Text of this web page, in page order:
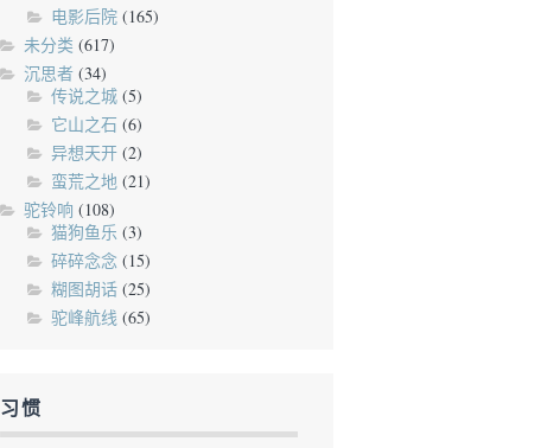
电影后院(165)
未分类 (617)
沉思者(34)
传说之城(5)
它山之石 (6)
异想天开(2)
蛮荒之地(21)
驼铃响 (108)
猫狗鱼乐 (3)
碎碎念念 (15)
糊图胡话(25)
驼峰航线 (65)
习惯